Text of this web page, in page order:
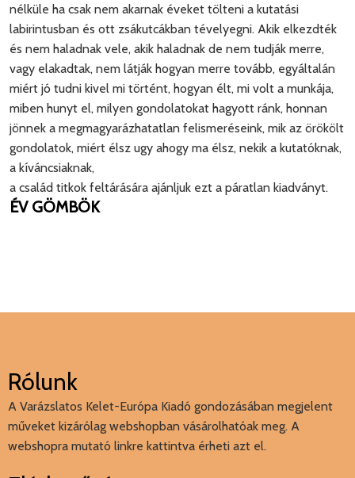
nélküle ha csak nem akarnak éveket tölteni a kutatási
labirintusban és ott zsákutcákban tévelyegni. Akik elkezdték
és nem haladnak vele, akik haladnak de nem tudják merre,
vagy elakadtak, nem látják hogyan merre tovább, egyáltalán
miért jó tudni kivel mi történt, hogyan élt, mi volt a munkája,
miben hunyt el, milyen gondolatokat hagyott ránk, honnan
jönnek a megmagyarázhatatlan felismeréseink, mik az örökölt
gondolatok, miért élsz ugy ahogy ma élsz, nekik a kutatóknak,
a kíváncsiaknak,
a család titkok feltárására ajánljuk ezt a páratlan kiadványt.
ÉV GÖMBÖK
Rólunk
A Varázslatos Kelet-Európa Kiadó gondozásában megjelent
műveket kizárólag webshopban vásárolhatóak meg. A
webshopra mutató linkre kattintva érheti azt el.